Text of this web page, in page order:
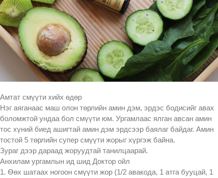
Амтат смүүти хийх өдөр
Нэг аяганаас маш олон төрлийн амин дэм, эрдэс бодисийг авах
боломжтой ундаа бол смүүти юм. Ургамлаас ялган авсан амин
тос хүний биед ашигтай амин дэм эрдсээр баялаг байдаг. Амин
тостой 5 төрлийн супер смүүти жорыг хүргэж байна.
Зураг дээр дараад жоруудтай танилцаарай.
Анхилам ургамлын ид шид Доктор ойл
1. Өөх шатаах ногоон смүүти жор (1/2 авакода, 1 атга бууцай, 1